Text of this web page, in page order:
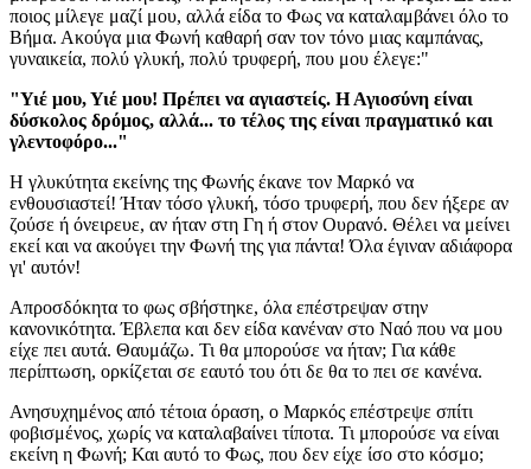
ποιος μίλεγε μαζί μου, αλλά είδα το Φως να καταλαμβάνει όλο το
Βήμα. Ακούγα μια Φωνή καθαρή σαν τον τόνο μιας καμπάνας,
γυναικεία, πολύ γλυκή, πολύ τρυφερή, που μου έλεγε:"
"Υιέ μου, Υιέ μου! Πρέπει να αγιαστείς. Η Αγιοσύνη είναι
δύσκολος δρόμος, αλλά... το τέλος της είναι πραγματικό και
γλεντοφόρο..."
Η γλυκύτητα εκείνης της Φωνής έκανε τον Μαρκό να
ενθουσιαστεί! Ήταν τόσο γλυκή, τόσο τρυφερή, που δεν ήξερε αν
ζούσε ή όνειρευε, αν ήταν στη Γη ή στον Ουρανό. Θέλει να μείνει
εκεί και να ακούγει την Φωνή της για πάντα! Όλα έγιναν αδιάφορα
γι' αυτόν!
Απροσδόκητα το φως σβήστηκε, όλα επέστρεψαν στην
κανονικότητα. Έβλεπα και δεν είδα κανέναν στο Ναό που να μου
είχε πει αυτά. Θαυμάζω. Τι θα μπορούσε να ήταν; Για κάθε
περίπτωση, ορκίζεται σε εαυτό του ότι δε θα το πει σε κανένα.
Ανησυχημένος από τέτοια όραση, ο Μαρκός επέστρεψε σπίτι
φοβισμένος, χωρίς να καταλαβαίνει τίποτα. Τι μπορούσε να είναι
εκείνη η Φωνή; Και αυτό το Φως, που δεν είχε ίσο στο κόσμο;